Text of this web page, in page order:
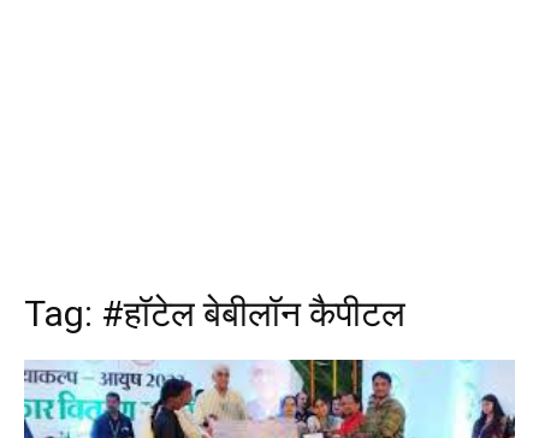
Tag: #हॉटेल बेबीलॉन कैपीटल